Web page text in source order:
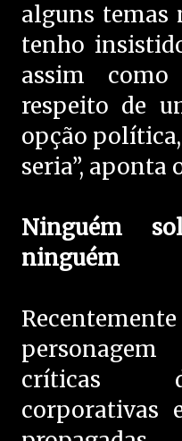
alguns temas
tenho
assim
respeito de
opção
seria”, aponta
Ninguém
ninguém
críticas
corporativas